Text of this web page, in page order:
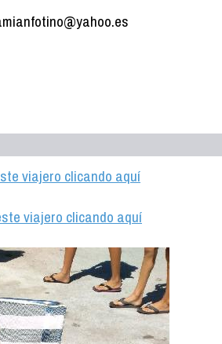
viajero clicando aquí
viajero clicando aquí